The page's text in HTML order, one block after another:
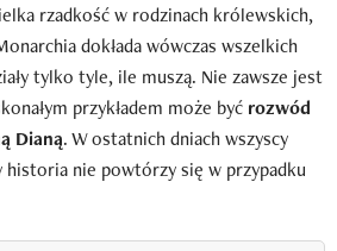
rzadkość w rodzinach królewskich,
dokłada wówczas wszelkich
tylko tyle, ile muszą. Nie zawsze jest
przykładem może być rozwód
Dianą. W ostatnich dniach wszyscy
historia nie powtórzy się w przypadku